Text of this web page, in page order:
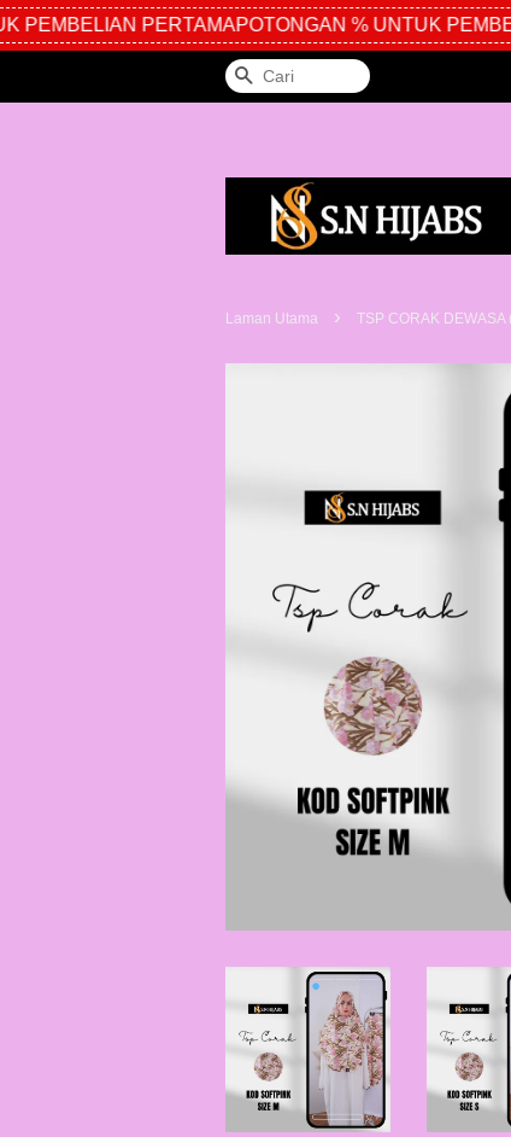
PEMBELIAN PERTAMAPOTONGAN % UNTUK
Cari
Laman Utama › TSP CORAK DEWASA